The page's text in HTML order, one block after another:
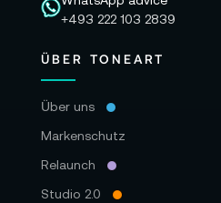
+493 222 103 2839
ÜBER TONEART
Über uns
Markenschutz
Relaunch
Studio 2.0